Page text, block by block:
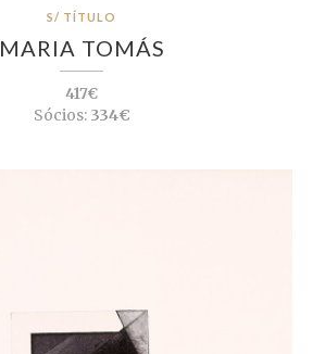
S/ TÍTULO
MARIA TOMÁS
417€
Sócios:334€